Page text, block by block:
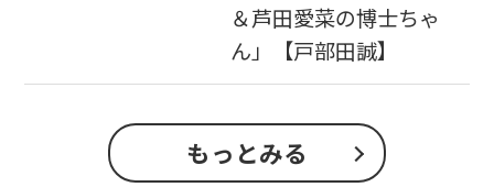
＆芦田愛菜の博士ちゃ
ん」【戸部田誠】
もっとみる